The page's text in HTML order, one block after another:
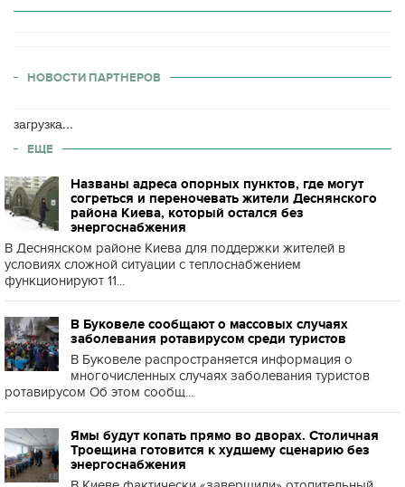
НОВОСТИ ПАРТНЕРОВ
загрузка...
ЕЩЕ
Названы адреса опорных пунктов, где могут
согреться и переночевать жители Деснянского
района Киева, который остался без
энергоснабжения
В Деснянском районе Киева для поддержки жителей в
условиях сложной ситуации с теплоснабжением
функционируют 11...
В Буковеле сообщают о массовых случаях
заболевания ротавирусом среди туристов
В Буковеле распространяется информация о
многочисленных случаях заболевания туристов
ротавирусом Об этом сообщ...
Ямы будут копать прямо во дворах. Столичная
Троещина готовится к худшему сценарию без
энергоснабжения